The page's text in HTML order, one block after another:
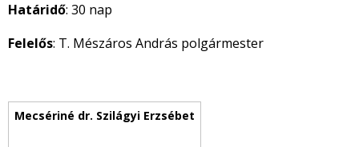
Határidő: 30 nap
Felelős: T. Mészáros András polgármester